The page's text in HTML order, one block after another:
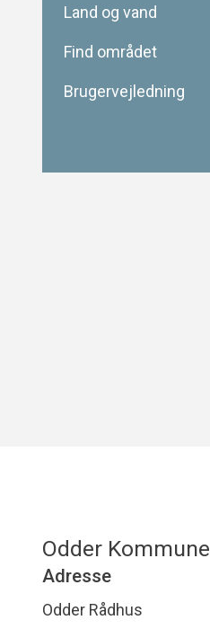
Land og vand
Find området
Brugervejledning
Odder Kommune
Adresse
Odder Rådhus